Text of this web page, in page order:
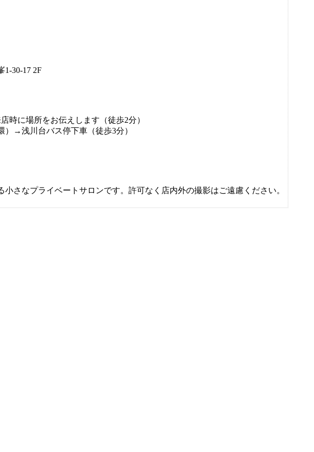
30-17 2F
時に場所をお伝えします（徒歩2分）
）→浅川台バス停下車（徒歩3分）
さなプライベートサロンです。許可なく店内外の撮影はご遠慮ください。